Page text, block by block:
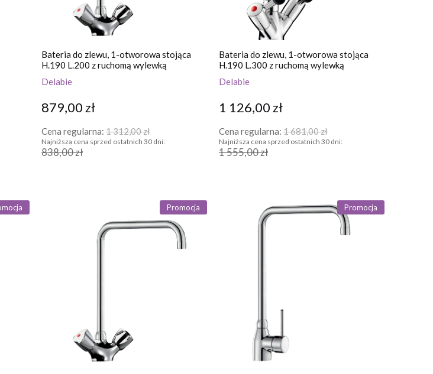
Bateria do zlewu, 1-otworowa stojąca
H.190 L.200 z ruchomą wylewką
Delabie
879,00 zł
Cena regularna: 1 312,00 zł
Najniższa cena sprzed ostatnich 30 dni:
838,00 zł
Bateria do zlewu, 1-otworowa stojąca
H.190 L.300 z ruchomą wylewką
Delabie
1 126,00 zł
Cena regularna: 1 681,00 zł
Najniższa cena sprzed ostatnich 30 dni:
1 555,00 zł
Promocja Promocja